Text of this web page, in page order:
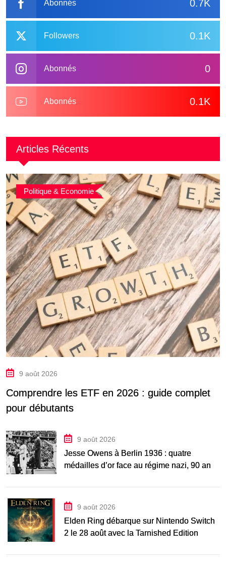
0.7K
Abonnés
0.1K
Followers
0
Abonnés
0.1K
Abonnés
Articles Récents
Politique & Economie
9 août 2026
Comprendre les ETF en 2026 : guide complet
pour débutants
9 août 2026
Jesse Owens à Berlin 1936 : quatre
médailles d’or face au régime nazi, 90 ans
9 août 2026
Elden Ring débarque sur Nintendo Switch
2 le 28 août avec la Tarnished Edition